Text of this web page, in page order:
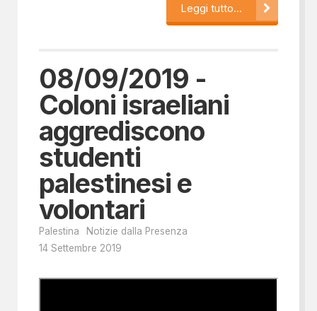
Leggi tutto...
08/09/2019 -
Coloni israeliani
aggrediscono
studenti
palestinesi e
volontari
Palestina
Notizie dalla Presenza
14 Settembre 2019